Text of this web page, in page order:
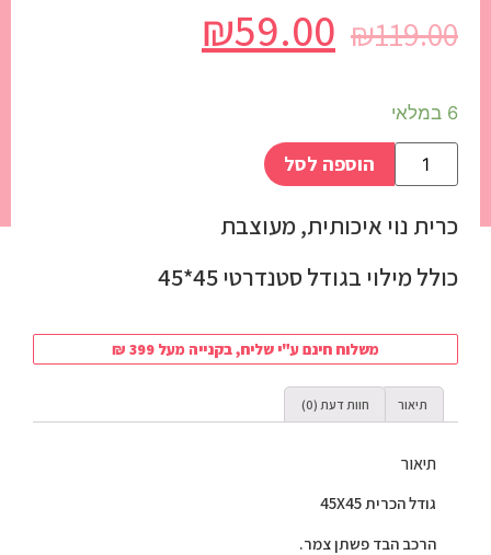
₪119.00
₪59.00
6 במלאי
הוספה לסל
כרית נוי איכותית, מעוצבת
כולל מילוי בגודל סטנדרטי 45*45
משלוח חינם ע"י שליח, בקנייה מעל 399 ₪
תיאור חוות דעת (0)
תיאור
גודל הכרית 45X45
הרכב הבד פשתן צמר.